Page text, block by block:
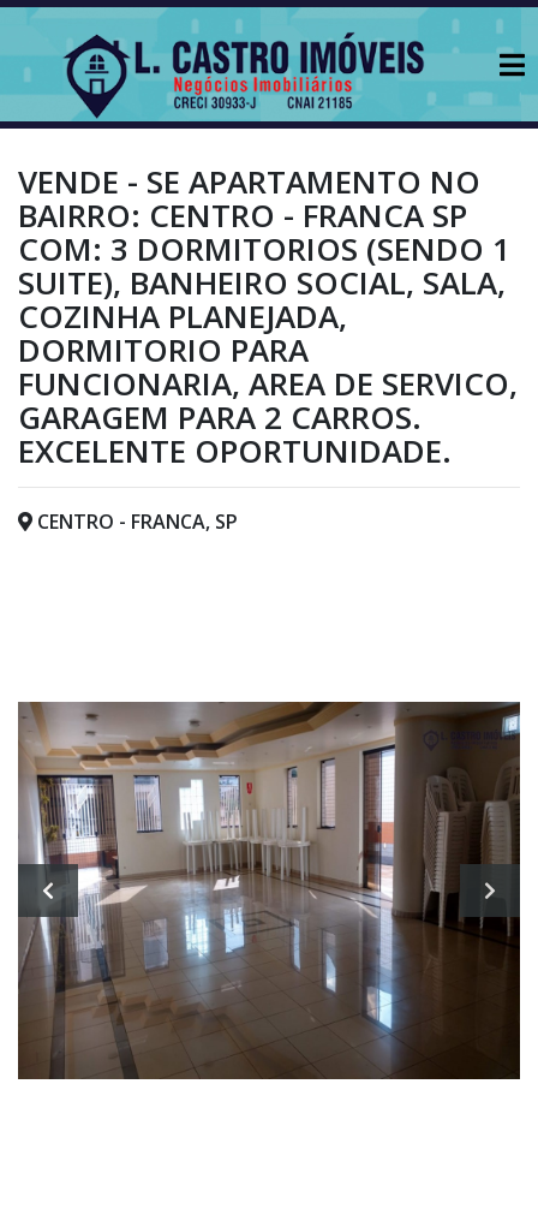
VENDE - SE APARTAMENTO NO
BAIRRO: CENTRO - FRANCA SP
COM: 3 DORMITORIOS (SENDO 1
SUITE), BANHEIRO SOCIAL, SALA,
COZINHA PLANEJADA,
DORMITORIO PARA
FUNCIONARIA, AREA DE SERVICO,
GARAGEM PARA 2 CARROS.
EXCELENTE OPORTUNIDADE.
CENTRO - FRANCA, SP